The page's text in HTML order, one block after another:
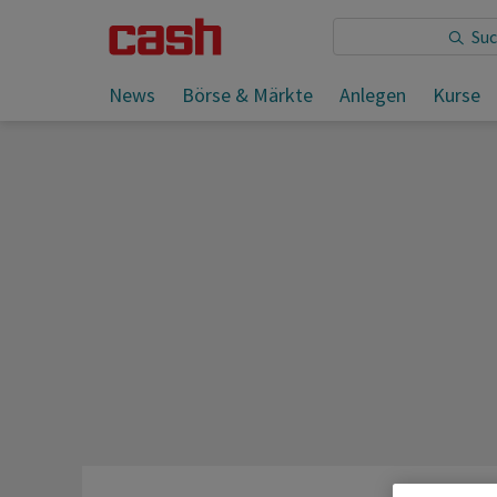
News Börse & Märkte Anlegen Kurse
Sie lesen: